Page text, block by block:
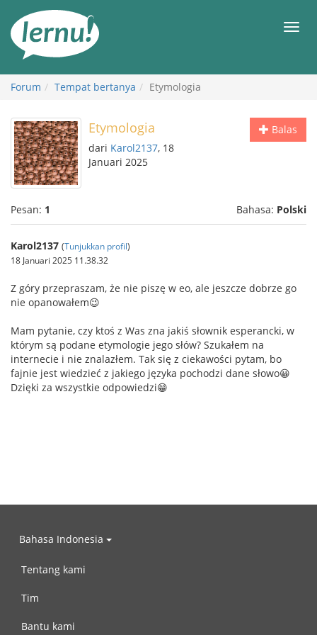
daftar
Forum Tempat bertanya Etymologia
Balas
Etymologia
dari Karol2137, 18
Januari 2025
Pesan: 1 Bahasa: Polski
Karol2137 (Tunjukkan profil)
18 Januari 2025 11.38.32
Z góry przepraszam, że nie piszę w eo, ale jeszcze dobrze go
nie opanowałem😉
Mam pytanie, czy ktoś z Was zna jakiś słownik esperancki, w
którym są podane etymologie jego słów? Szukałem na
internecie i nie znalazłem. Tak się z ciekawości pytam, bo
fajnie jest wiedzieć z jakiego języka pochodzi dane słowo😀
Dzięki za wszystkie odpowiedzi😁
Bahasa Indonesia
Tentang kami
Tim
Bantu kami